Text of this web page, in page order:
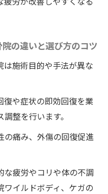
の違いと選び方のコツ
施術目的や手法が異な
や症状の即効回復を業
整を行います。
の痛み、外傷の回復促進
な疲労やコリや体の不調
ワイルドボディ、ケガの